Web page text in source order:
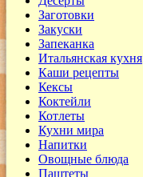
Заготовки
Закуски
Запеканка
Итальянская кухня
Каши рецепты
Кексы
Коктейли
Котлеты
Кухни мира
Напитки
Овощные блюда
Паштеты